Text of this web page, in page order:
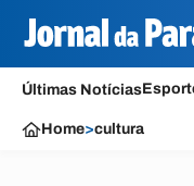
Últimas Notícias
Home>cultura